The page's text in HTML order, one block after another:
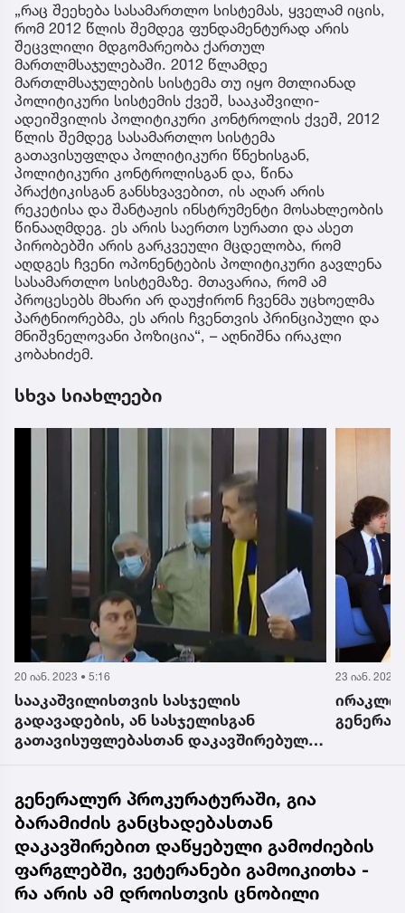
„რაც შეეხება სასამართლო სისტემას, ყველამ იცის,
რომ 2012 წლის შემდეგ ფუნდამენტურად არის
შეცვლილი მდგომარეობა ქართულ
მართლმსაჯულებაში. 2012 წლამდე
მართლმსაჯულების სისტემა თუ იყო მთლიანად
პოლიტიკური სისტემის ქვეშ, სააკაშვილი-
ადეიშვილის პოლიტიკური კონტროლის ქვეშ, 2012
წლის შემდეგ სასამართლო სისტემა
გათავისუფლდა პოლიტიკური წნეხისგან,
პოლიტიკური კონტროლისგან და, წინა
პრაქტიკისგან განსხვავებით, ის აღარ არის
რეკეტისა და შანტაჟის ინსტრუმენტი მოსახლეობის
წინააღმდეგ. ეს არის საერთო სურათი და ასეთ
პირობებში არის გარკვეული მცდელობა, რომ
აღდგეს ჩვენი ოპონენტების პოლიტიკური გავლენა
სასამართლო სისტემაზე. მთავარია, რომ ამ
პროცესებს მხარი არ დაუჭირონ ჩვენმა უცხოელმა
პარტნიორებმა, ეს არის ჩვენთვის პრინციპული და
მნიშვნელოვანი პოზიცია“, – აღნიშნა ირაკლი
კობახიძემ.
სხვა სიახლეები
20 იან. 2023 • 5:16
სააკაშვილისთვის სასჯელის
გადავადების, ან სასჯელისგან
გათავისუფლებასთან დაკავშირებული
23 იან. 2023
ირაკლი
გენერალურ პროკურატურაში, გია
ბარამიძის განცხადებასთან
დაკავშირებით დაწყებული გამოძიების
ფარგლებში, ვეტერანები გამოიკითხა -
რა არის ამ დროისთვის ცნობილი